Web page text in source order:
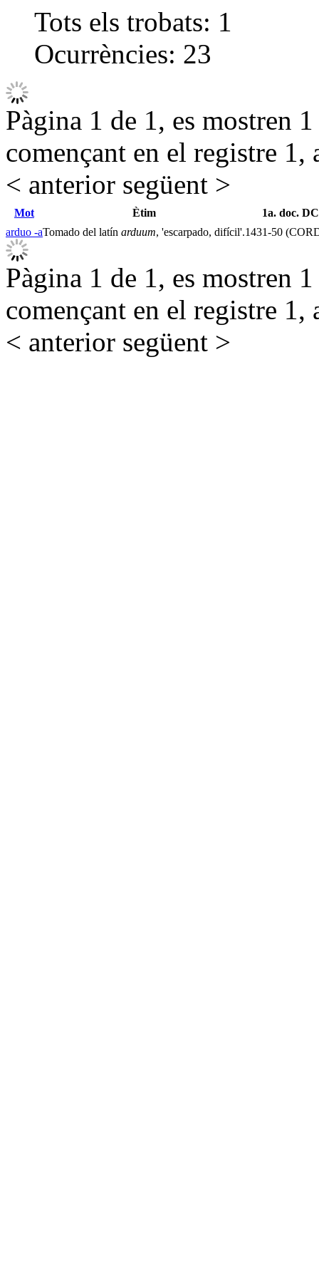
Tots els trobats: 1
Ocurrències: 23
Pàgina 1 de 1, es mostren
començant en el registre 1,
< anterior següent >
Mot Ètim
1a. doc.
arduo -aTomado del latín arduum, 'escarpado, difícil'.1431-50
Pàgina 1 de 1, es mostren
començant en el registre 1,
< anterior següent >